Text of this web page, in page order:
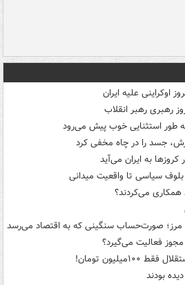
اوکراینی علیه ایران
طور استثنایی خوب پیش می‌رود
جسد را در چاه مخفی کرد
به ایران می‌آید
سیاسی تا واقعیت میدانی
همکاری می‌کردند؟
صورت‌حساب سنگینی که به اقتصاد می‌رسد
مجوز فعالیت می‌گیرد؟
تومان!
بودند